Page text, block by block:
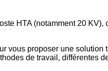
HTA (notamment 20 KV),
vous proposer une solution
de travail, différentes